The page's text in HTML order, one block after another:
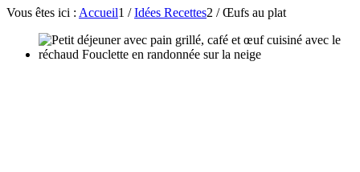
Vous êtes ici : Accueil1 / Idées Recettes2 / Œufs au plat